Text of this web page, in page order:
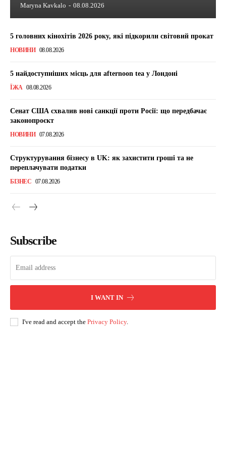
Maryna Kavkalo - 08.08.2026
5 головних кінохітів 2026 року, які підкорили світовий прокат
НОВИНИ 08.08.2026
5 найдоступніших місць для afternoon tea у Лондоні
ЇЖА 08.08.2026
Сенат США схвалив нові санкції проти Росії: що передбачає
законопроєкт
НОВИНИ 07.08.2026
Структурування бізнесу в UK: як захистити гроші та не
переплачувати податки
БІЗНЕС 07.08.2026
Subscribe
I WANT IN
I've read and accept the Privacy Policy.